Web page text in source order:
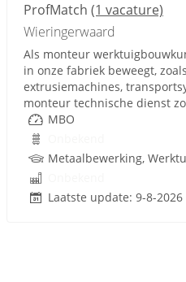
ProfMatch (1 vacature)
Wieringerwaard
Als monteur
in onze fabriek beweegt,
extrusiemachines,
monteur technische dienst
MBO
Laatste update: 9-8-2026